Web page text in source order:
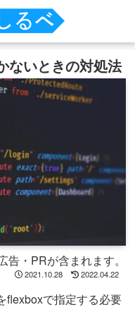
いときの対処法
・PRが含まれます。
2021.10.28 2022.04.22
flexboxで指定する必要